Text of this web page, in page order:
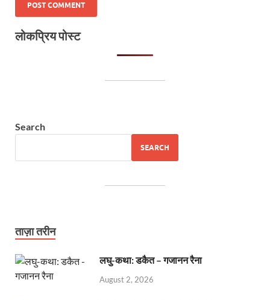
लोकप्रिय पोस्ट
Search
SEARCH
ताज़ा तरीन
लघु-कथा: डकैत – गजानन रैना
August 2, 2026